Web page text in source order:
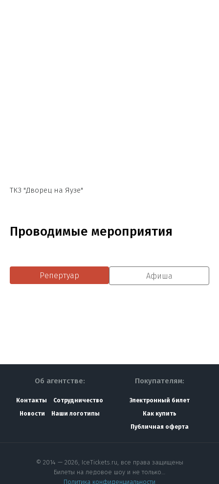
ТКЗ "Дворец на Яузе"
Проводимые мероприятия
Репертуар Афиша
Об агентстве:
Контакты
Сотрудничество
Новости
Наши логотипы
Покупателям:
Электронный билет
Как купить
Публичная оферта
© 2014 — 2026, IceTickets.ru, все права защищены
Билеты на ледовое шоу и не только…
Политика конфиденциальности